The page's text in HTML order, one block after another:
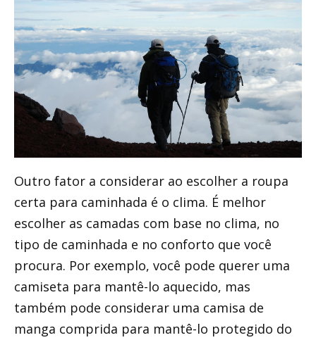
Outro fator a considerar ao escolher a roupa
certa para caminhada é o clima. É melhor
escolher as camadas com base no clima, no
tipo de caminhada e no conforto que você
procura. Por exemplo, você pode querer uma
camiseta para mantê-lo aquecido, mas
também pode considerar uma camisa de
manga comprida para mantê-lo protegido do